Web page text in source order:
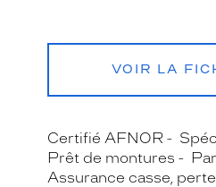
VOIR LA
Certifié AFNOR
Prêt de montures
Assurance casse,